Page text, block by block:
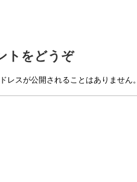
トをどうぞ
レスが公開されることはありません。